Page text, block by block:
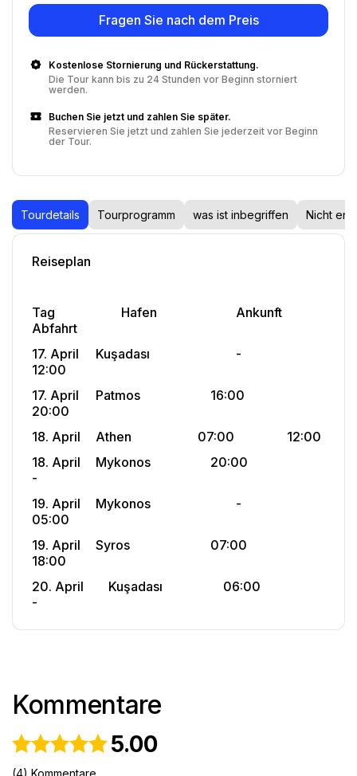
Fragen Sie nach dem Preis
Kostenlose Stornierung und Rückerstattung.
Die Tour kann bis zu 24 Stunden vor Beginn storniert
werden.
Buchen Sie jetzt und zahlen Sie später.
Reservieren Sie jetzt und zahlen Sie jederzeit vor Beginn
der Tour.
Tourdetails Tourprogramm was ist inbegriffen Nicht
Reiseplan
Tag						Hafen 						Ankunft
Abfahrt
17. April		Kuşadası							-
12:00
17. April		Patmos						16:00
20:00
18. April		Mykonos					20:00
19. April		Mykonos							-
05:00
19. April		Syros							07:00
18:00
20. April		Kuşadası					06:00
-
Kommentare
5.00
(4) Kommentare